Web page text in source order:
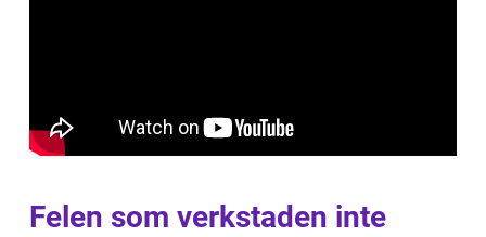
Felen som verkstaden inte